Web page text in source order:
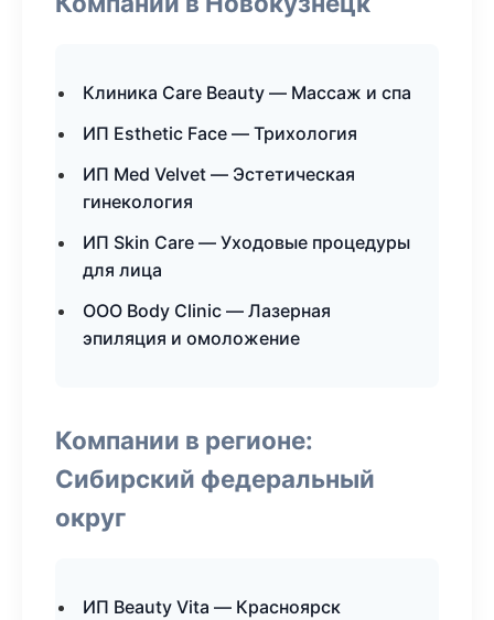
Клиника Care Beauty — Массаж и спа
ИП Esthetic Face — Трихология
ИП Med Velvet — Эстетическая
гинекология
ИП Skin Care — Уходовые процедуры
для лица
ООО Body Clinic — Лазерная
эпиляция и омоложение
Компании в регионе:
Сибирский федеральный
округ
ИП Beauty Vita — Красноярск